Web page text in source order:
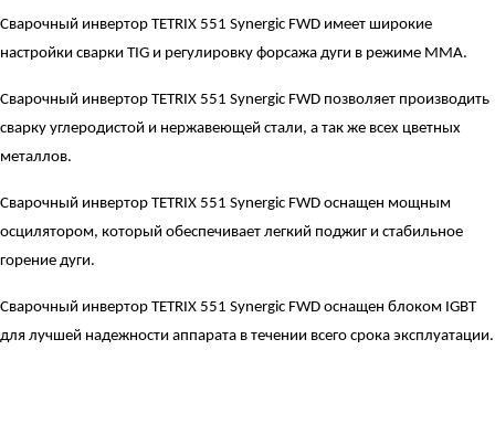
Сварочный инвертор TETRIX 551 Synergic FWD имеет широкие
настройки сварки TIG и регулировку форсажа дуги в режиме MMA.
Сварочный инвертор TETRIX 551 Synergic FWD позволяет производить
сварку углеродистой и нержавеющей стали, а так же всех цветных
металлов.
Сварочный инвертор TETRIX 551 Synergic FWD оснащен мощным
осцилятором, который обеспечивает легкий поджиг и стабильное
горение дуги.
Сварочный инвертор TETRIX 551 Synergic FWD оснащен блоком IGBT
для лучшей надежности аппарата в течении всего срока эксплуатации.